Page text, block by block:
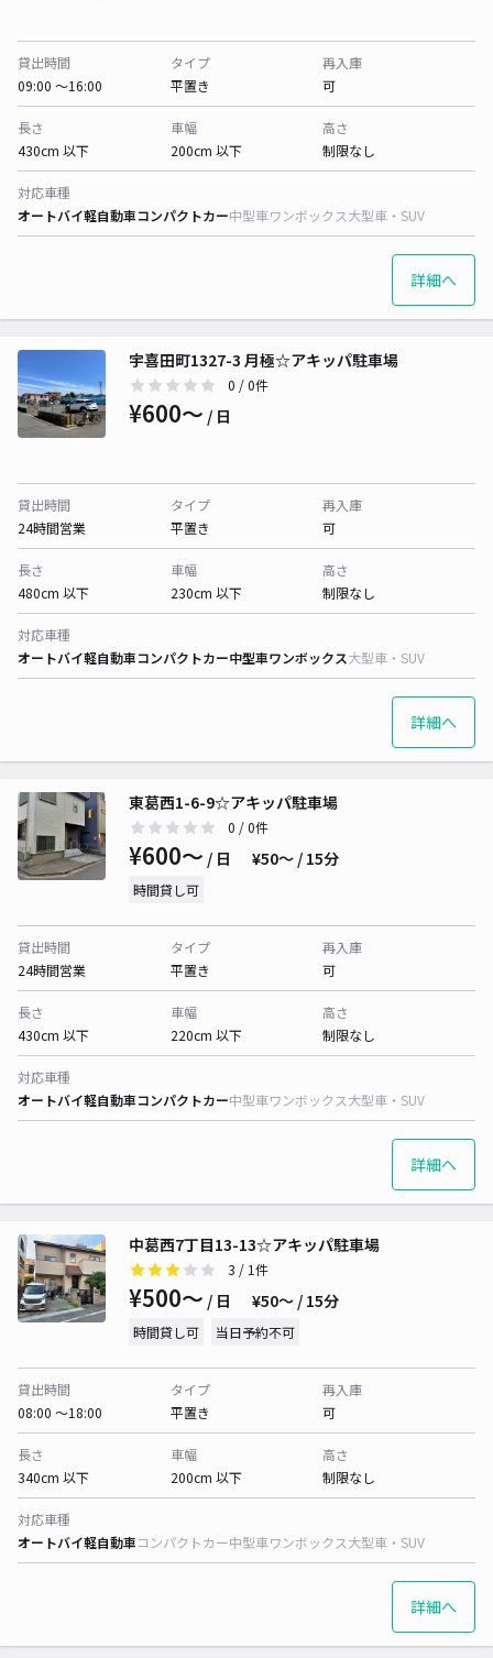
貸出時間
09:00 〜16:00
タイプ
平置き
再入庫
可
長さ
430cm 以下
車幅
200cm 以下
高さ
制限なし
対応車種
オートバイ軽自動車コンパクトカー中型車ワンボックス大型車・SUV
詳細へ
宇喜田町1327-3 月極☆アキッパ駐車場
0 / 0件
¥600〜 / 日
貸出時間
24時間営業
タイプ
平置き
再入庫
可
長さ
480cm 以下
車幅
230cm 以下
高さ
制限なし
対応車種
オートバイ軽自動車コンパクトカー中型車ワンボックス大型車・SUV
詳細へ
東葛西1-6-9☆アキッパ駐車場
0 / 0件
¥600〜 / 日 ¥50〜 / 15分
時間貸し可
貸出時間
24時間営業
タイプ
平置き
再入庫
可
長さ
430cm 以下
車幅
220cm 以下
高さ
制限なし
対応車種
オートバイ軽自動車コンパクトカー中型車ワンボックス大型車・SUV
詳細へ
中葛西7丁目13-13☆アキッパ駐車場
3 / 1件
¥500〜 / 日 ¥50〜 / 15分
時間貸し可 当日予約不可
貸出時間
08:00 〜18:00
タイプ
平置き
再入庫
可
長さ
340cm 以下
車幅
200cm 以下
高さ
制限なし
対応車種
オートバイ軽自動車コンパクトカー中型車ワンボックス大型車・SUV
詳細へ